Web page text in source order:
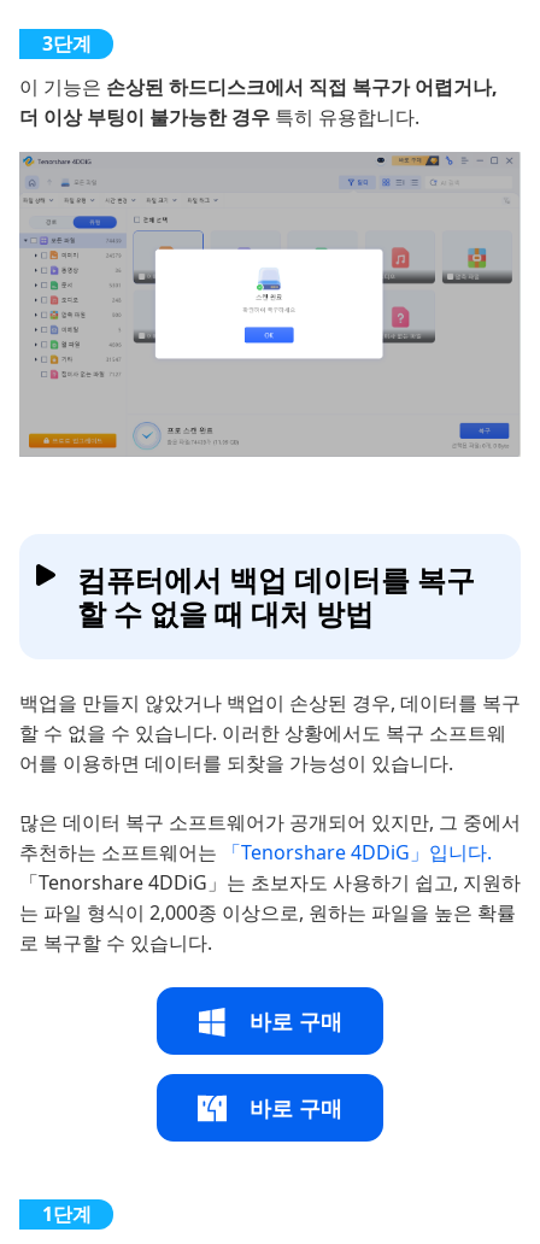
이 기능은 손상된 하드디스크에서 직접 복구가 어렵거나,
더 이상 부팅이 불가능한 경우 특히 유용합니다.
컴퓨터에서 백업 데이터를 복구
할 수 없을 때 대처 방법
백업을 만들지 않았거나 백업이 손상된 경우, 데이터를 복구
할 수 없을 수 있습니다. 이러한 상황에서도 복구 소프트웨
어를 이용하면 데이터를 되찾을 가능성이 있습니다.
많은 데이터 복구 소프트웨어가 공개되어 있지만, 그 중에서
추천하는 소프트웨어는
「Tenorshare 4DDiG」입니다.
「Tenorshare 4DDiG」는 초보자도 사용하기 쉽고, 지원하
는 파일 형식이 2,000종 이상으로, 원하는 파일을 높은 확률
로 복구할 수 있습니다.
바로 구매
바로 구매